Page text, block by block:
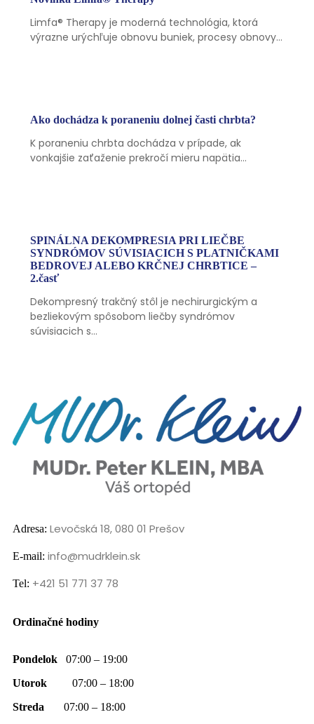
Limfa® Therapy je moderná technológia, ktorá
výrazne urýchľuje obnovu buniek, procesy obnovy…
Ako dochádza k poraneniu dolnej časti chrbta?
K poraneniu chrbta dochádza v prípade, ak
vonkajšie zaťaženie prekročí mieru napätia…
SPINÁLNA DEKOMPRESIA PRI LIEČBE
SYNDRÓMOV SÚVISIACICH S PLATNIČKAMI
BEDROVEJ ALEBO KRČNEJ CHRBTICE –
2.časť
Dekompresný trakčný stôl je nechirurgickým a
bezliekovým spôsobom liečby syndrómov
súvisiacich s…
Adresa: Levočská 18, 080 01 Prešov
E-mail: info@mudrklein.sk
Tel: +421 51 771 37 78
Ordinačné hodiny
Pondelok 07:00 – 19:00
Utorok 07:00 – 18:00
Streda 07:00 – 18:00